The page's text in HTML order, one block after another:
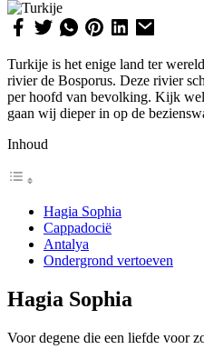
Turkije is het enige land ter
rivier de Bosporus. Deze rivier
per hoofd van bevolking. Kijk
gaan wij dieper in op de
Inhoud
Hagia Sophia
Cappadocië
Antalya
Ondergrond vertoeven
Hagia Sophia
Voor degene die een liefde voor